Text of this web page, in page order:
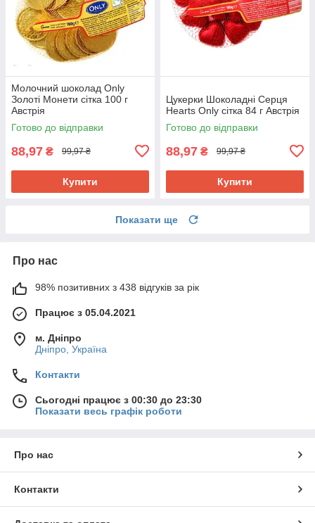
Молочний шоколад Only
Золоті Монети сітка 100 г
Австрія
Готово до відправки
88,97 ₴ 99,97 ₴
Купити
Цукерки Шоколадні Серця
Hearts Only сітка 84 г Австрія
Готово до відправки
88,97 ₴ 99,97 ₴
Купити
Показати ще
Про нас
98% позитивних з 438 відгуків за рік
Працює з 05.04.2021
м. Дніпро
Дніпро, Україна
Контакти
Сьогодні працює з 00:30 до 23:30
Показати весь графік роботи
Про нас
Контакти